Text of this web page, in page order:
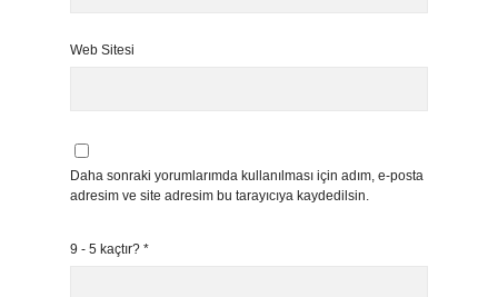
Web Sitesi
Daha sonraki yorumlarımda kullanılması için adım, e-posta
adresim ve site adresim bu tarayıcıya kaydedilsin.
9 - 5 kaçtır? *